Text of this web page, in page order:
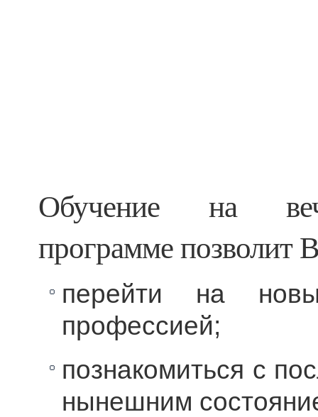
Обучение на
программе позволит
перейти на
профессией;
познакомиться с
нынешним